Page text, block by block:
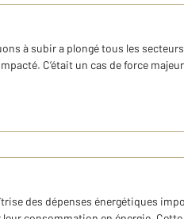
à subir a plongé tous les
C’était un cas de force
des dépenses énergétiques